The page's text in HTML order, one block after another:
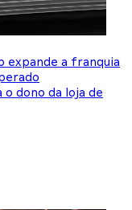
expande a franquia
dono da loja de